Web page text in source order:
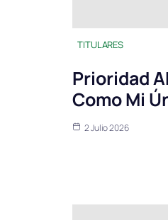
TITULARES
Prioridad
Como Mi
2 Julio 2026